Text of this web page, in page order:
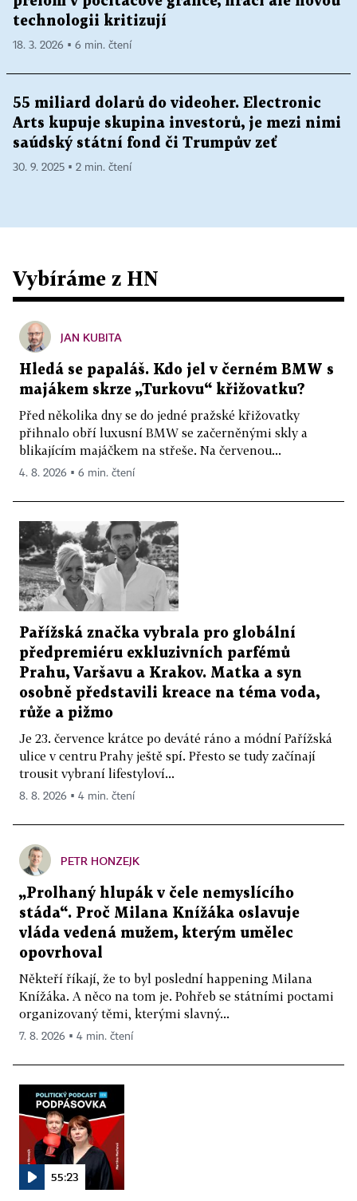
technologii kritizují
18. 3. 2026 ▪ 6 min. čtení
55 miliard dolarů do videoher. Electronic
Arts kupuje skupina investorů, je mezi nimi
saúdský státní fond či Trumpův zeť
30. 9. 2025 ▪ 2 min. čtení
Vybíráme z HN
JAN KUBITA
Hledá se papaláš. Kdo jel v černém BMW s
majákem skrze „Turkovu“ křižovatku?
Před několika dny se do jedné pražské křižovatky
přihnalo obří luxusní BMW se začerněnými skly a
blikajícím majáčkem na střeše. Na červenou...
4. 8. 2026 ▪ 6 min. čtení
Pařížská značka vybrala pro globální
předpremiéru exkluzivních parfémů
Prahu, Varšavu a Krakov. Matka a syn
osobně představili kreace na téma voda,
růže a pižmo
Je 23. července krátce po deváté ráno a módní Pařížská
ulice v centru Prahy ještě spí. Přesto se tudy začínají
trousit vybraní lifestyloví...
8. 8. 2026 ▪ 4 min. čtení
PETR HONZEJK
„Prolhaný hlupák v čele nemyslícího
stáda“. Proč Milana Knížáka oslavuje
vláda vedená mužem, kterým umělec
opovrhoval
Někteří říkají, že to byl poslední happening Milana
Knížáka. A něco na tom je. Pohřeb se státními poctami
organizovaný těmi, kterými slavný...
7. 8. 2026 ▪ 4 min. čtení
55:23